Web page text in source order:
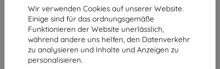
Wir verwenden Cookies auf unserer Website.
Einige sind für das ordnungsgemäße
Funktionieren der Website unerlässlich,
während andere uns helfen, den Datenverkehr
zu analysieren und Inhalte und Anzeigen zu
personalisieren.
Shield-Sk s.r.o.